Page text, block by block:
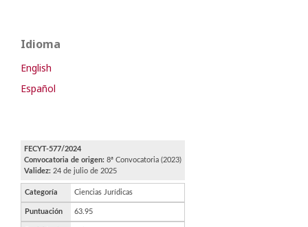
Idioma
English
Español